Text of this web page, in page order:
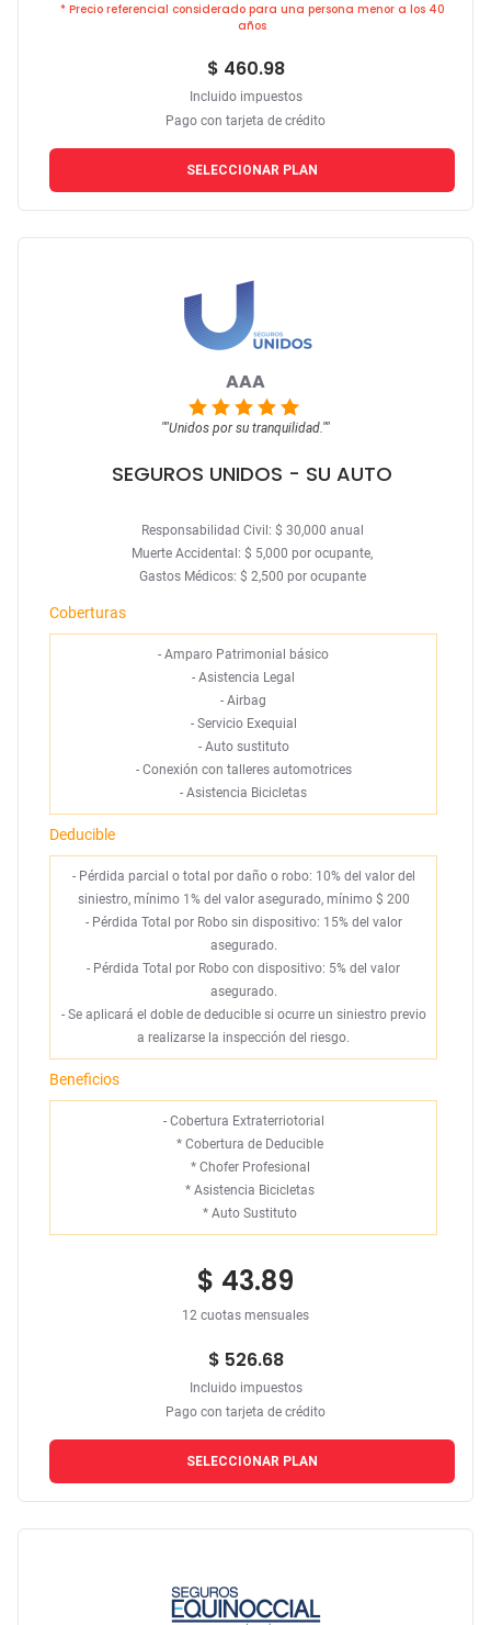
* Precio referencial considerado para una persona menor a los 40
años
$ 460.98
Incluido impuestos
Pago con tarjeta de crédito
SELECCIONAR PLAN
AAA
""Unidos por su tranquilidad.""
SEGUROS UNIDOS - SU AUTO
Responsabilidad Civil: $ 30,000 anual
Muerte Accidental: $ 5,000 por ocupante,
Gastos Médicos: $ 2,500 por ocupante
Coberturas
- Amparo Patrimonial básico
- Asistencia Legal
- Airbag
- Servicio Exequial
- Auto sustituto
- Conexión con talleres automotrices
- Asistencia Bicicletas
Deducible
- Pérdida parcial o total por daño o robo: 10% del valor del
siniestro, mínimo 1% del valor asegurado, mínimo $ 200
- Pérdida Total por Robo sin dispositivo: 15% del valor
asegurado.
- Pérdida Total por Robo con dispositivo: 5% del valor
asegurado.
- Se aplicará el doble de deducible si ocurre un siniestro previo
a realizarse la inspección del riesgo.
Beneficios
- Cobertura Extraterriotorial
* Cobertura de Deducible
* Chofer Profesional
* Asistencia Bicicletas
* Auto Sustituto
$ 43.89
12 cuotas mensuales
$ 526.68
Incluido impuestos
Pago con tarjeta de crédito
SELECCIONAR PLAN